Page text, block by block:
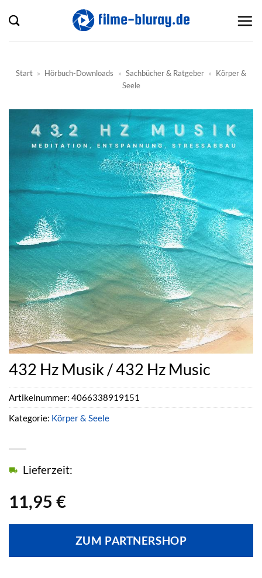
Inhalt
springen
Start » Hörbuch-Downloads » Sachbücher & Ratgeber » Körper &
Seele
432 Hz Musik / 432 Hz Music
11,95 €
Lieferzeit:
ZUM PARTNERSHOP
Artikelnummer: 4066338919151
Kategorie: Körper & Seele